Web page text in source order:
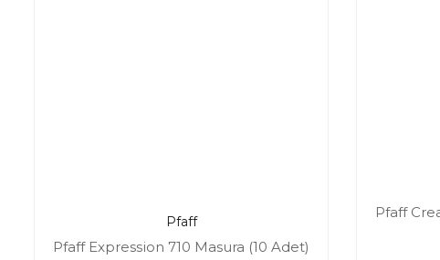
Pfaff
Pfaff Expression 710 Masura (10 Adet)
Pfaff